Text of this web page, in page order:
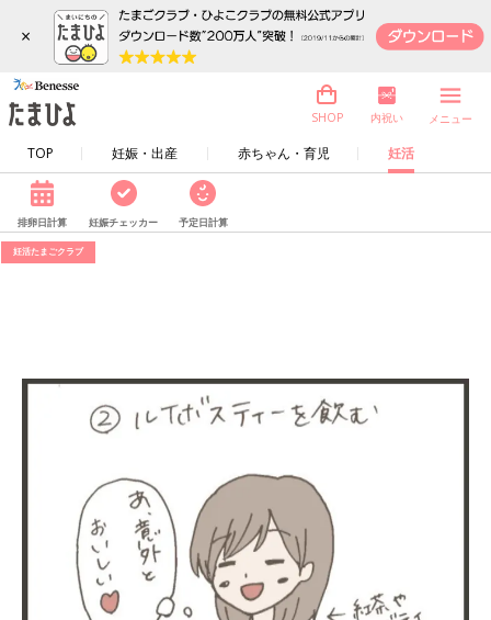
×
TOP 妊娠・出産 赤ちゃん・育児 妊活
SHOP 内祝い メニュー
排卵日計算 妊娠チェッカー 予定日計算
妊活たまごクラブ